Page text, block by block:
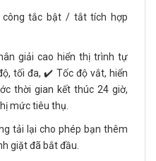
tắc bật / tắt tích hợp
giải cao hiển thị trình tự
tối đa, ✔️ Tốc độ vắt, hiển
thời gian kết thúc 24 giờ,
mức tiêu thụ.
tải lại cho phép bạn thêm
giặt đã bắt đầu.